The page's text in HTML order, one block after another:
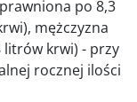
po 8,3
mężczyzna
litrów krwi) - przy
rocznej ilości